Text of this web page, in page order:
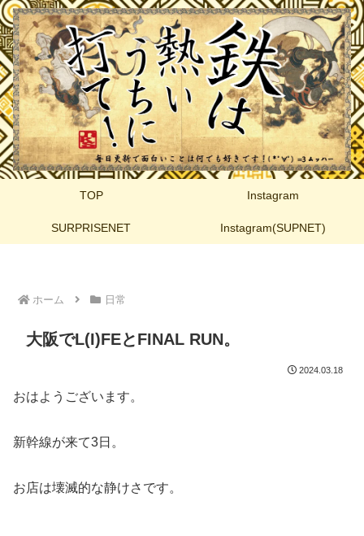
TOP Instagram
SURPRISENET Instagram(SUPNET)
ホーム 日常
大阪でL(I)FEとFINAL RUN。
2024.03.18
おはようございます。
新幹線が来て3日。
お店は壊滅的な静けさです。